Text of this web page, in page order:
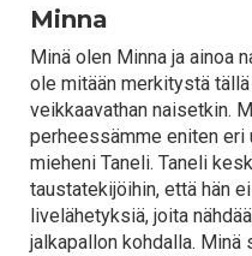
Minna
Minä olen Minna ja ainoa
ole mitään merkitystä
veikkaavathan naisetkin.
perheessämme eniten eri
mieheni Taneli. Taneli
taustatekijöihin, että hän
livelähetyksiä, joita
jalkapallon kohdalla. Minä